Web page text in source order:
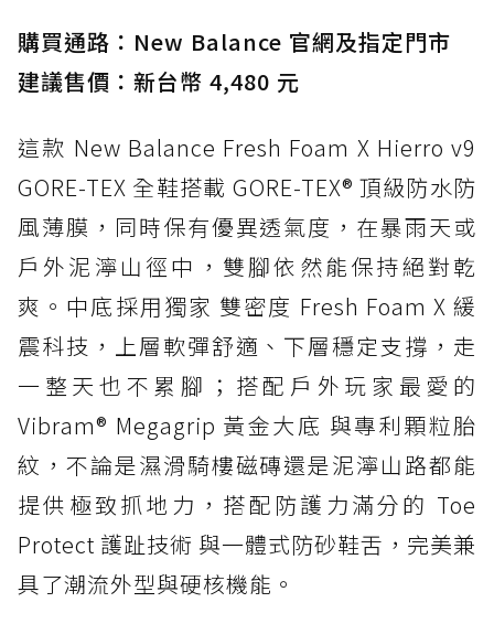
購買通路：New Balance 官網及指定門市
建議售價：新台幣 4,480 元
這款 New Balance Fresh Foam X Hierro v9
GORE-TEX 全鞋搭載 GORE-TEX® 頂級防水防
風薄膜，同時保有優異透氣度，在暴雨天或
戶外泥濘山徑中，雙腳依然能保持絕對乾
爽。中底採用獨家 雙密度 Fresh Foam X 緩
震科技，上層軟彈舒適、下層穩定支撐，走
一整天也不累腳；搭配戶外玩家最愛的
Vibram® Megagrip 黃金大底 與專利顆粒胎
紋，不論是濕滑騎樓磁磚還是泥濘山路都能
提供極致抓地力，搭配防護力滿分的 Toe
Protect 護趾技術 與一體式防砂鞋舌，完美兼
具了潮流外型與硬核機能。